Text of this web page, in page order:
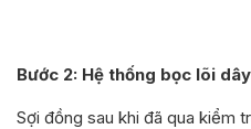
Bước 2: Hệ thống bọc lõi dây
Sợi đồng sau khi đã qua kiểm